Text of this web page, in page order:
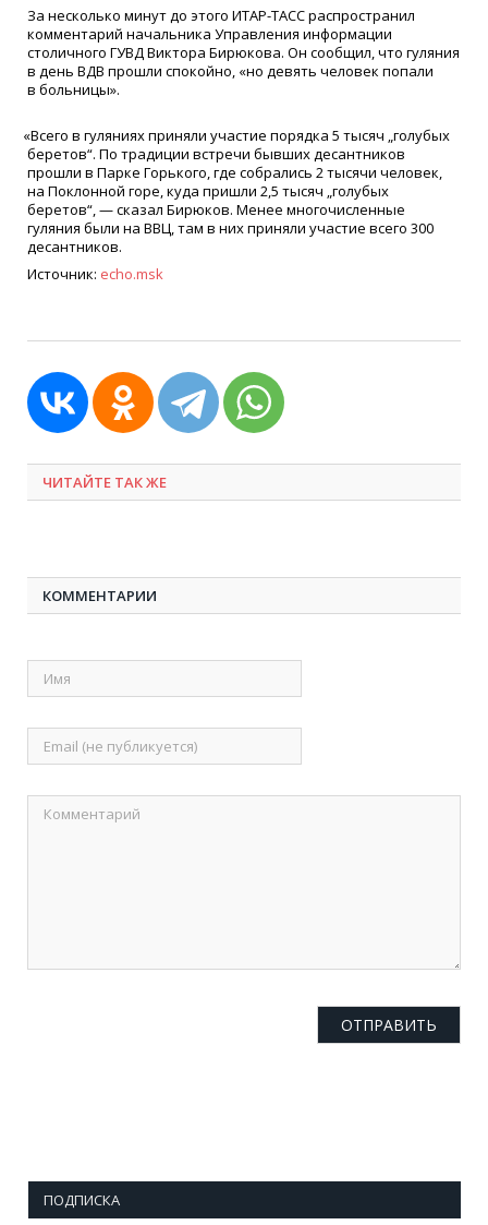
За несколько минут до этого ИТАР-ТАСС распространил
комментарий начальника Управления информации
столичного ГУВД Виктора Бирюкова. Он сообщил, что гуляния
в день ВДВ прошли спокойно, «но девять человек попали
в больницы».
«Всего в гуляниях приняли участие порядка 5 тысяч „голубых
беретов“. По традиции встречи бывших десантников
прошли в Парке Горького, где собрались 2 тысячи человек,
на Поклонной горе, куда пришли 2,5 тысяч „голубых
беретов“, — сказал Бирюков. Менее многочисленные
гуляния были на ВВЦ, там в них приняли участие всего 300
десантников.
Источник: echo.msk
ЧИТАЙТЕ ТАК ЖЕ
КОММЕНТАРИИ
ПОДПИСКА